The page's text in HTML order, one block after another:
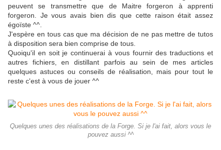
peuvent se transmettre que de Maitre forgeron à apprenti
forgeron. Je vous avais bien dis que cette raison était assez
égoïste ^^.
J'espère en tous cas que ma décision de ne pas mettre de tutos
à disposition sera bien comprise de tous.
Quoiqu'il en soit je continuerai à vous fournir des traductions et
autres fichiers, en distillant parfois au sein de mes articles
quelques astuces ou conseils de réalisation, mais pour tout le
reste c'est à vous de jouer ^^
Quelques unes des réalisations de la Forge. Si je l'ai fait, alors vous le
pouvez aussi ^^